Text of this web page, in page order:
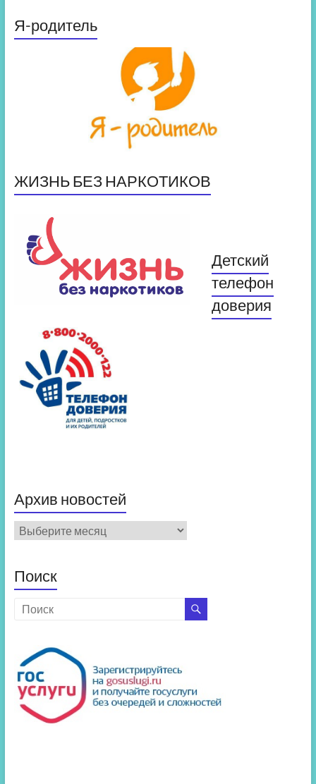
Я-родитель
ЖИЗНЬ БЕЗ НАРКОТИКОВ
Детский
телефон
доверия
Архив новостей
Архив
новостей
Поиск